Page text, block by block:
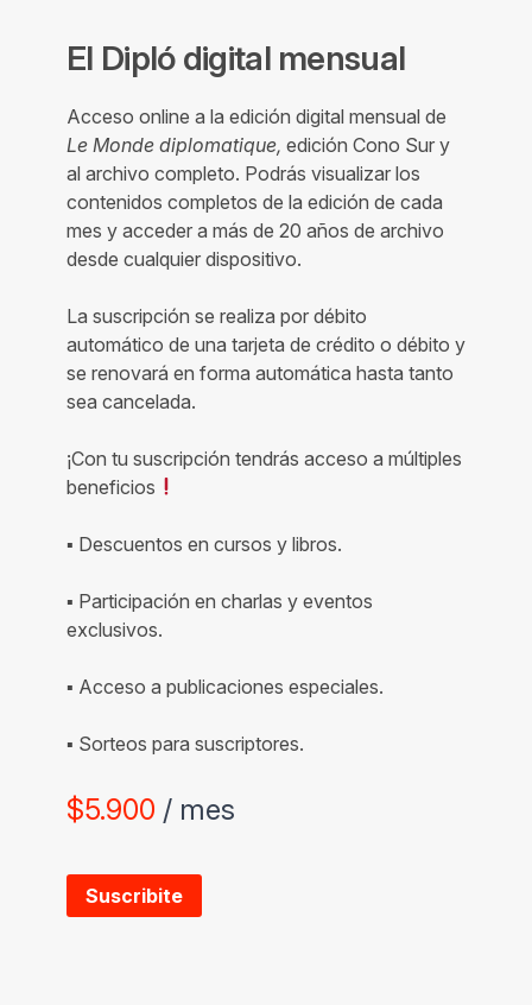
El Dipló digital mensual
Acceso online a la edición digital mensual de
Le Monde diplomatique, edición Cono Sur y
al archivo completo. Podrás visualizar los
contenidos completos de la edición de cada
mes y acceder a más de 20 años de archivo
desde cualquier dispositivo.
La suscripción se realiza por débito
automático de una tarjeta de crédito o débito y
se renovará en forma automática hasta tanto
sea cancelada.
¡Con tu suscripción tendrás acceso a múltiples
beneficios
▪ Descuentos en cursos y libros.
▪ Participación en charlas y eventos
exclusivos.
▪ Acceso a publicaciones especiales.
▪ Sorteos para suscriptores.
$5.900 / mes
Suscribite